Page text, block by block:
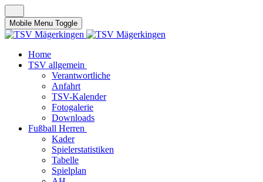
Mobile Menu Toggle
Home
TSV allgemein
Verantwortliche
Anfahrt
TSV-Kalender
Fotogalerie
Downloads
Fußball Herren
Kader
Spielerstatistiken
Tabelle
Spielplan